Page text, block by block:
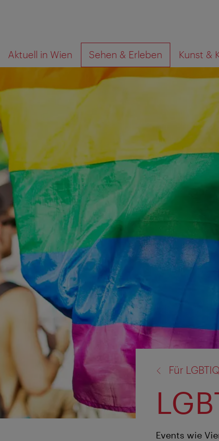
Navigation
Inhalt
Aktuell in Wien Sehen & Erleben Kunst &
Wonach
suchen
Sie?
Für
Events wie